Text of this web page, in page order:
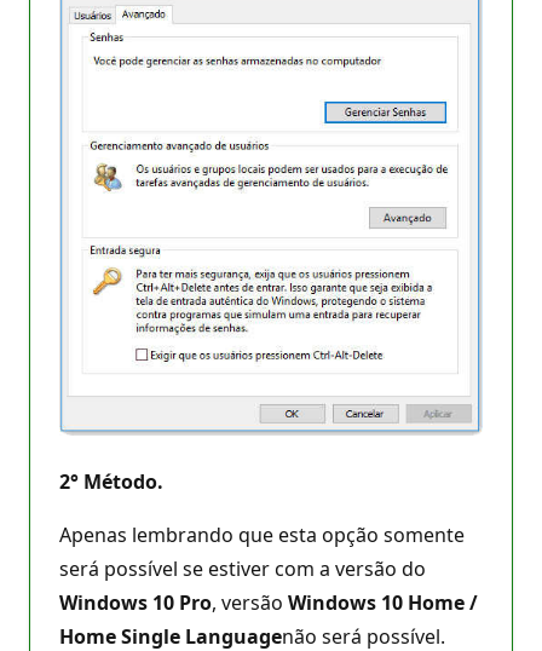
2° Método.
Apenas lembrando que esta opção somente
será possível se estiver com a versão do
Windows 10 Pro, versão Windows 10 Home /
Home Single Languagenão será possível.